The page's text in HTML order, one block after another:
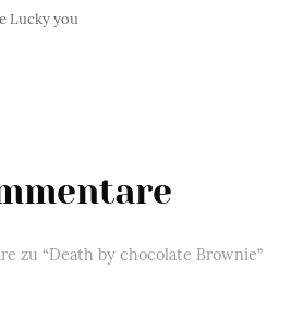
Lucky you
zu “Death by chocolate Brownie”